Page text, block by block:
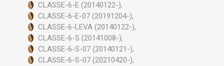
CLASSE-6-E (20140122-),
CLASSE-6-E-07 (20191204-),
CLASSE-6-LEVA (20140122-),
CLASSE-6-S (20141008-),
CLASSE-6-S-07 (20140121-),
CLASSE-6-S-07 (20210420-),